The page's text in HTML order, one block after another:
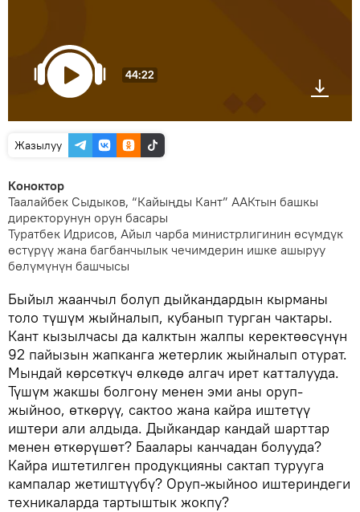
44:22
Жазылуу
Коноктор
Таалайбек Сыдыков, “Кайыңды Кант” ААКтын башкы
директорунун орун басары
Туратбек Идрисов, Айыл чарба министрлигинин өсүмдүк
өстүрүү жана багбанчылык чечимдерин ишке ашыруу
бөлүмүнүн башчысы
Быйыл жаанчыл болуп дыйкандардын кырманы
толо түшүм жыйналып, кубанып турган чактары.
Кант кызылчасы да калктын жалпы керектөөсүнүн
92 пайызын жапканга жетерлик жыйналып отурат.
Мындай көрсөткүч өлкөдө алгач ирет катталууда.
Түшүм жакшы болгону менен эми аны оруп-
жыйноо, өткөрүү, сактоо жана кайра иштетүү
иштери али алдыда. Дыйкандар кандай шарттар
менен өткөрүшөт? Баалары канчадан болууда?
Кайра иштетилген продукцияны сактап турууга
кампалар жетиштүүбү? Оруп-жыйноо иштериндеги
техникаларда тартыштык жокпу?